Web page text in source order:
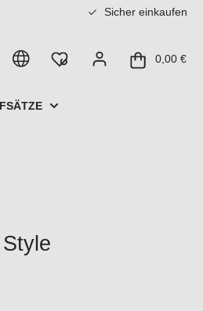
Sicher einkaufen
0,00 €